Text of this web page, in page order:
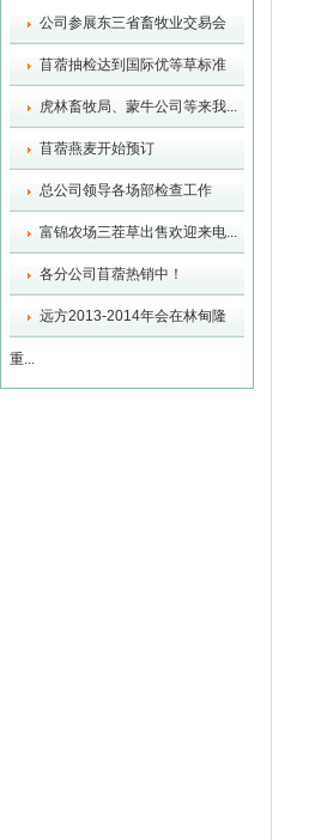
公司参展东三省畜牧业交易会
苜蓿抽检达到国际优等草标准
虎林畜牧局、蒙牛公司等来我...
苜蓿燕麦开始预订
总公司领导各场部检查工作
富锦农场三茬草出售欢迎来电...
各分公司苜蓿热销中！
远方2013-2014年会在林甸隆
重...